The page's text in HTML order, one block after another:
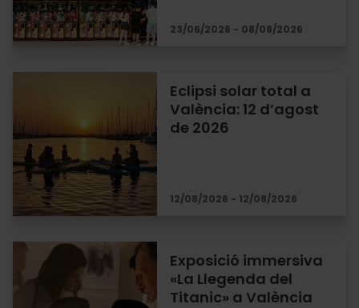
23/06/2026 - 08/08/2026
Eclipsi solar total a
València: 12 d’agost
de 2026
12/08/2026 - 12/08/2026
Exposició immersiva
«La Llegenda del
Titanic» a València